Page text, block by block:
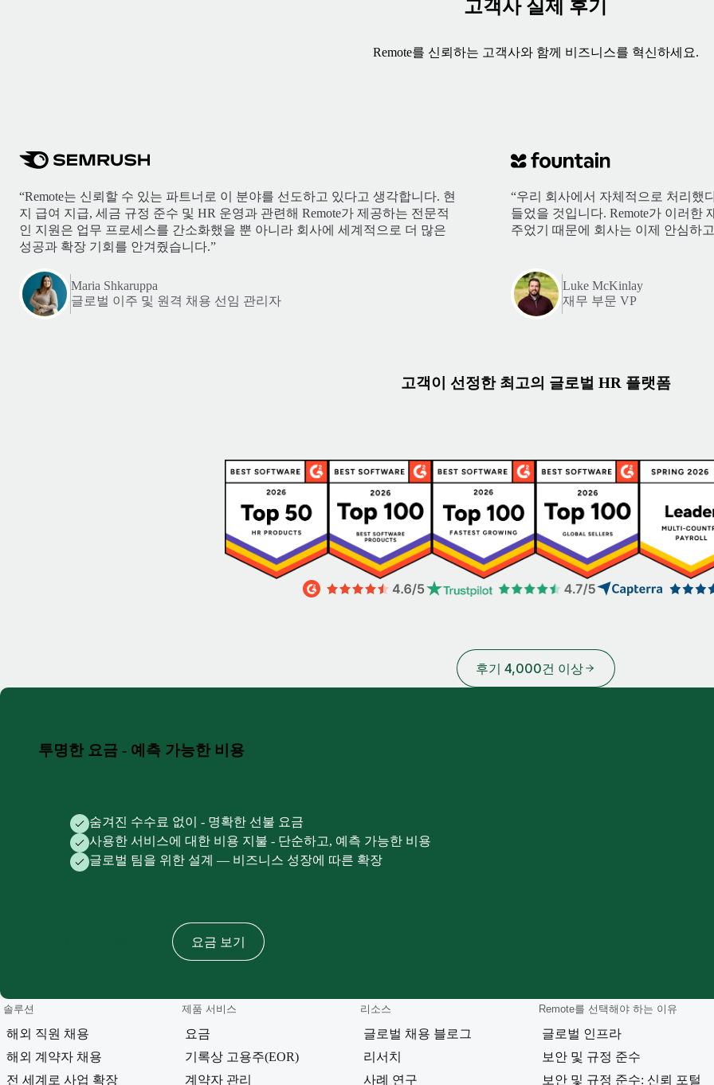
고객사 실제 후기
Remote를 신뢰하는 고객사와 함께 비즈니스를 혁신하세요.
“Remote는 신뢰할 수 있는 파트너로 이 분야를 선도하고 있다고 생각합니다. 현
지 급여 지급, 세금 규정 준수 및 HR 운영과 관련해 Remote가 제공하는 전문적
인 지원은 업무 프로세스를 간소화했을 뿐 아니라 회사에 세계적으로 더 많은
성공과 확장 기회를 안겨줬습니다.”
Maria Shkaruppa
글로벌 이주 및 원격 채용 선임 관리자
“우리 회사에서 자체적으로 처리했
들었을 것입니다. Remote가 이러한
주었기 때문에 회사는 이제 안심하
Luke McKinlay
재무 부문 VP
고객이 선정한 최고의 글로벌 HR 플랫폼
후기 4,000건 이상
투명한 요금 - 예측 가능한 비용
숨겨진 수수료 없이 - 명확한 선불 요금
사용한 서비스에 대한 비용 지불 - 단순하고, 예측 가능한 비용
글로벌 팀을 위한 설계 — 비즈니스 성장에 따른 확장
요금 보기
솔루션
해외 직원 채용
해외 계약자 채용
전 세계로 사업 확장
제품 서비스
요금
기록상 고용주(EOR)
계약자 관리
리소스
글로벌 채용 블로그
리서치
사례 연구
Remote를 선택해야 하는 이유
글로벌 인프라
보안 및 규정 준수
보안 및 규정 준수: 신뢰 포털